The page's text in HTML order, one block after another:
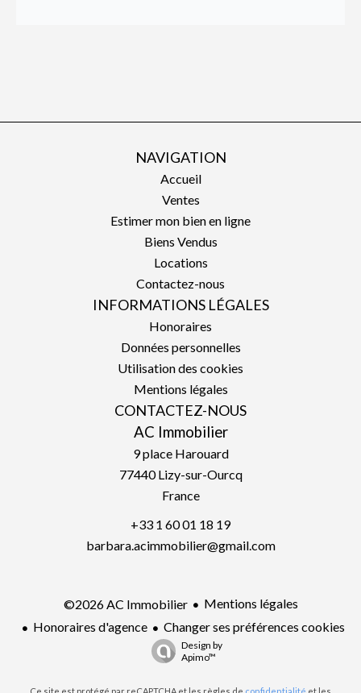
NAVIGATION
Accueil
Ventes
Estimer mon bien en ligne
Biens Vendus
Locations
Contactez-nous
INFORMATIONS LÉGALES
Honoraires
Données personnelles
Utilisation des cookies
Mentions légales
CONTACTEZ-NOUS
AC Immobilier
9 place Harouard
77440Lizy-sur-Ourcq
France
+33 1 60 01 18 19
barbara.acimmobilier@gmail.com
©2026 AC Immobilier
Mentions légales
Honoraires d'agence
Changer ses préférences cookies
Design by
Apimo™
Ce site est protégé par reCAPTCHA et les règles de confidentialité et les